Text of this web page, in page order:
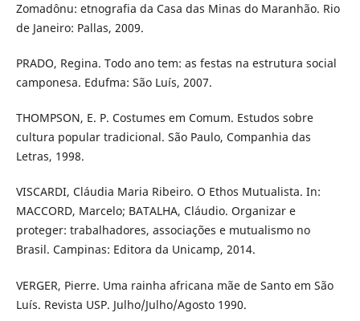
Zomadônu: etnografia da Casa das Minas do Maranhão. Rio
de Janeiro: Pallas, 2009.
PRADO, Regina. Todo ano tem: as festas na estrutura social
camponesa. Edufma: São Luís, 2007.
THOMPSON, E. P. Costumes em Comum. Estudos sobre
cultura popular tradicional. São Paulo, Companhia das
Letras, 1998.
VISCARDI, Cláudia Maria Ribeiro. O Ethos Mutualista. In:
MACCORD, Marcelo; BATALHA, Cláudio. Organizar e
proteger: trabalhadores, associações e mutualismo no
Brasil. Campinas: Editora da Unicamp, 2014.
VERGER, Pierre. Uma rainha africana mãe de Santo em São
Luís. Revista USP. Julho/Julho/Agosto 1990.